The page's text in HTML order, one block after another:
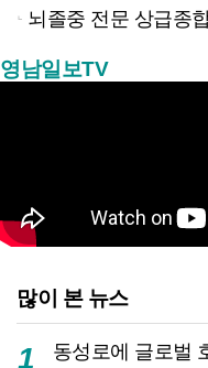
뇌졸중 전문 상급종합병원 4
영남일보TV
많이 본 뉴스
1
동성로에 글로벌